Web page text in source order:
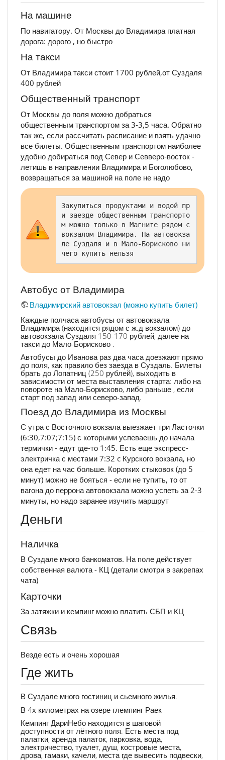
На машине
По навигатору. От Москвы до Владимира платная
дорога: дорого , но быстро
На такси
От Владимира такси стоит 1700 рублей,от Суздаля
400 рублей
Общественный транспорт
От Москвы до поля можно добраться
общественным транспортом за 3-3,5 часа. Обратно
так же, если рассчитать расписание и взять удачно
все билеты. Общественным транспортом наиболее
удобно добираться под Север и Севверо-восток -
летишь в направлении Владимира и Боголюбово,
возвращаться за машиной на поле не надо
Закупиться продуктами и водой пр
и заезде общественным транспорто
м можно только в Магните рядом с
вокзалом Владимира. На автовокза
ле Суздаля и в Мало-Борисково ни
чего купить нельзя
Автобус от Владимира
Владимирский автовокзал (можно купить билет)
Каждые полчаса автобусы от автовокзала
Владимира (находится рядом с ж.д вокзалом) до
автовокзала Суздаля 150-170 рублей, далее на
такси до Мало-Борисково .
Автобусы до Иванова раз два часа доезжают прямо
до поля, как правило без заезда в Суздаль. Билеты
брать до Лопатниц (250 рублей), выходить в
зависимости от места выставления старта: либо на
повороте на Мало-Борисково, либо раньше , если
старт под запад или северо-запад.
Поезд до Владимира из Москвы
С утра с Восточного вокзала выезжает три Ласточки
(6:30,7:07;7:15) с которыми успеваешь до начала
термички - едут где-то 1:45. Есть еще экспресс-
электричка с местами 7:32 c Курского вокзала, но
она едет на час больше. Коротких стыковок (до 5
минут) можно не бояться - если не тупить, то от
вагона до перрона автовокзала можно успеть за 2-3
минуты, но надо заранее изучить маршрут
Деньги
Наличка
В Суздале много банкоматов. На поле действует
собственная валюта - КЦ (детали смотри в закрепах
чата)
Карточки
За затяжки и кемпинг можно платить СБП и КЦ
Связь
Везде есть и очень хорошая
Где жить
В Суздале много гостиниц и сьемного жилья.
В 4х километрах на озере глемпинг Раек
Кемпинг ДариНебо находится в шаговой
доступности от лётного поля. Есть места под
палатки, аренда палаток, парковка, вода,
электричество, туалет, душ, костровые места,
дрова, гамаки, качели, места где вывесить подвески,